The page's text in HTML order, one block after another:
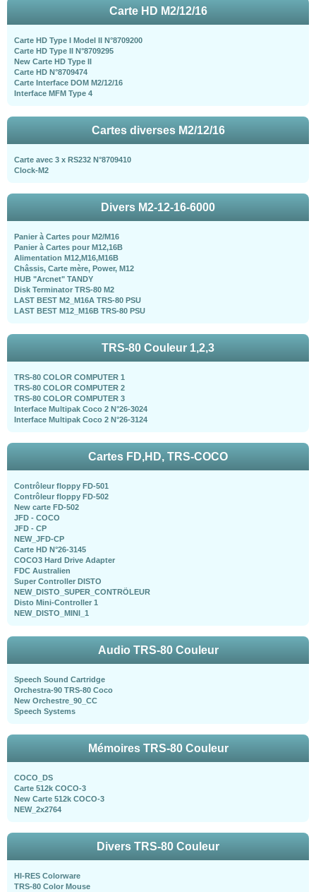
Carte HD M2/12/16
Carte HD Type I Model II N°8709200
Carte HD Type II N°8709295
New Carte HD Type II
Carte HD N°8709474
Carte Interface DOM M2/12/16
Interface MFM Type 4
Cartes diverses M2/12/16
Carte avec 3 x RS232 N°8709410
Clock-M2
Divers M2-12-16-6000
Panier à Cartes pour M2/M16
Panier à Cartes pour M12,16B
Alimentation M12,M16,M16B
Châssis, Carte mère, Power, M12
HUB "Arcnet" TANDY
Disk Terminator TRS-80 M2
LAST BEST M2_M16A TRS-80 PSU
LAST BEST M12_M16B TRS-80 PSU
TRS-80 Couleur 1,2,3
TRS-80 COLOR COMPUTER 1
TRS-80 COLOR COMPUTER 2
TRS-80 COLOR COMPUTER 3
Interface Multipak Coco 2 N°26-3024
Interface Multipak Coco 2 N°26-3124
Cartes FD,HD, TRS-COCO
Contrôleur floppy FD-501
Contrôleur floppy FD-502
New carte FD-502
JFD - COCO
JFD - CP
NEW_JFD-CP
Carte HD N°26-3145
COCO3 Hard Drive Adapter
FDC Australien
Super Controller DISTO
NEW_DISTO_SUPER_CONTRÖLEUR
Disto Mini-Controller 1
NEW_DISTO_MINI_1
Audio TRS-80 Couleur
Speech Sound Cartridge
Orchestra-90 TRS-80 Coco
New Orchestre_90_CC
Speech Systems
Mémoires TRS-80 Couleur
COCO_DS
Carte 512k COCO-3
New Carte 512k COCO-3
NEW_2x2764
Divers TRS-80 Couleur
HI-RES Colorware
TRS-80 Color Mouse